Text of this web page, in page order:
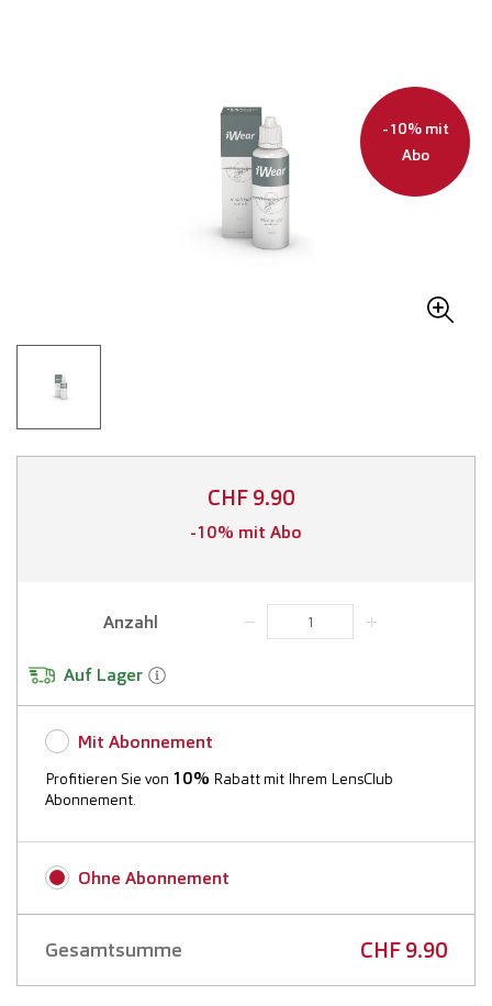
-10% mit
Abo
CHF 9.90
-10% mit Abo
Anzahl
Auf Lager
Mit Abonnement
Profitieren Sie von 10% Rabatt mit Ihrem LensClub
Abonnement.
Mehr Informationen
Erstes Lieferdatum:
Ohne Abonnement
Gesamtsumme CHF 9.90